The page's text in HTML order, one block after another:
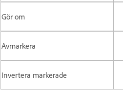
Gör om
Avmarkera
Invertera markerade